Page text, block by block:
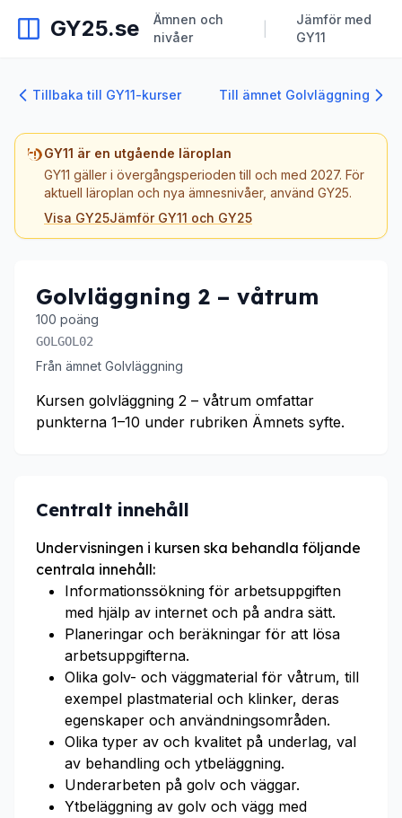
GY25.se
Ämnen och
nivåer
Jämför med
GY11
Tillbaka till GY11-kurser Till ämnet Golvläggning
GY11 är en utgående läroplan
GY11 gäller i övergångsperioden till och med 2027. För
aktuell läroplan och nya ämnesnivåer, använd GY25.
Visa GY25Jämför GY11 och GY25
Golvläggning 2 – våtrum
100 poäng
GOLGOL02
Från ämnet Golvläggning
Kursen golvläggning 2 – våtrum omfattar
punkterna 1–10 under rubriken Ämnets syfte.
Centralt innehåll
Undervisningen i kursen ska behandla följande
centrala innehåll:
Informationssökning för arbetsuppgiften
med hjälp av internet och på andra sätt.
Planeringar och beräkningar för att lösa
arbetsuppgifterna.
Olika golv- och väggmaterial för våtrum, till
exempel plastmaterial och klinker, deras
egenskaper och användningsområden.
Olika typer av och kvalitet på underlag, val
av behandling och ytbeläggning.
Underarbeten på golv och väggar.
Ytbeläggning av golv och vägg med